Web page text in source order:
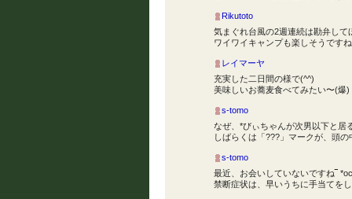
Rikutoto
気まぐれ台風の2週連続は勘弁して
ワイワイキャンプも楽しそうです
レイマーヤ
充実した二日間の様で(^^)
美味しいお蕎麦食べてみたい〜(爆)
s-tomo
なぜ、*びぃちゃんが次男以下と居
しばらくは「???」マークが、頭の
s-tomo
最近、お会いしていないですね‾
禁断症状は、早いうちに手当てを